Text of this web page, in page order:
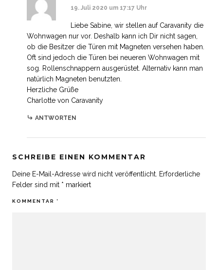
19. Juli 2020 um 17:17 Uhr
Liebe Sabine, wir stellen auf Caravanity die
Wohnwagen nur vor. Deshalb kann ich Dir nicht sagen,
ob die Besitzer die Türen mit Magneten versehen haben.
Oft sind jedoch die Türen bei neueren Wohnwagen mit
sog. Rollenschnappern ausgerüstet. Alternativ kann man
natürlich Magneten benutzten.
Herzliche Grüße
Charlotte von Caravanity
ANTWORTEN
SCHREIBE EINEN KOMMENTAR
Deine E-Mail-Adresse wird nicht veröffentlicht. Erforderliche
Felder sind mit * markiert
KOMMENTAR *